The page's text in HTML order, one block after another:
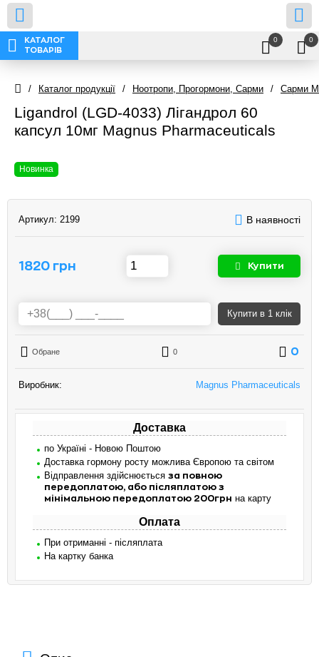
КАТАЛОГ
ТОВАРІВ
0 0
/ Каталог продукції / Ноотропи, Прогормони, Сарми / Сарми
Ligandrol (LGD-4033) Лігандрол 60
капсул 10мг Magnus Pharmaceuticals
Новинка
Артикул: 2199 В наявності
1820 грн Купити
Купити в 1 клік
Обране 0 0
Виробник: Magnus Pharmaceuticals
Доставка
по Україні - Новою Поштою
Доставка гормону росту можлива Європою та світом
Відправлення здійснюється за повною
передоплатою, або післяплатою з
мінімальною передоплатою 200грн на карту
Оплата
При отриманні - післяплата
На картку банка